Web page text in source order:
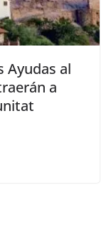
Ayudas al
a